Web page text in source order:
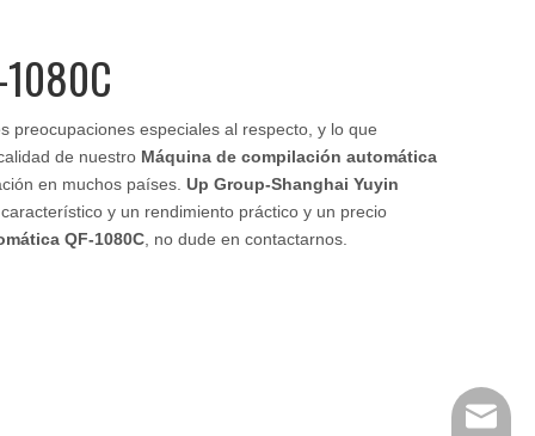
preocupaciones especiales al respecto, y lo que
de nuestro Máquina de compilación automática
en muchos países. Up Group-Shanghai Yuyin
y un rendimiento práctico y un precio
QF-1080C , no dude en contactarnos.